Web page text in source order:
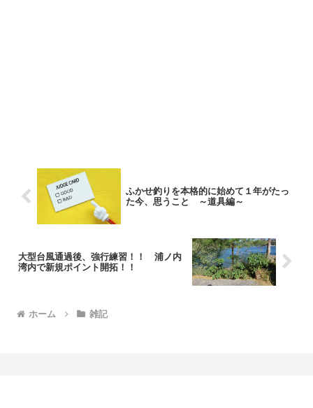
ふかせ釣りを本格的に始めて１年がたっ
た今、思うこと ～道具編～
大型台風通過後、強行練習！！ 浦ノ内
湾内で新規ポイント開拓！！
ホーム 雑記